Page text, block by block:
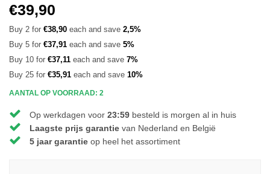
€39,90
Buy 2 for €38,90 each and save 2,5%
Buy 5 for €37,91 each and save 5%
Buy 10 for €37,11 each and save 7%
Buy 25 for €35,91 each and save 10%
AANTAL OP VOORRAAD: 2
Op werkdagen voor 23:59 besteld is morgen al in huis
Laagste prijs garantie van Nederland en België
5 jaar garantie op heel het assortiment